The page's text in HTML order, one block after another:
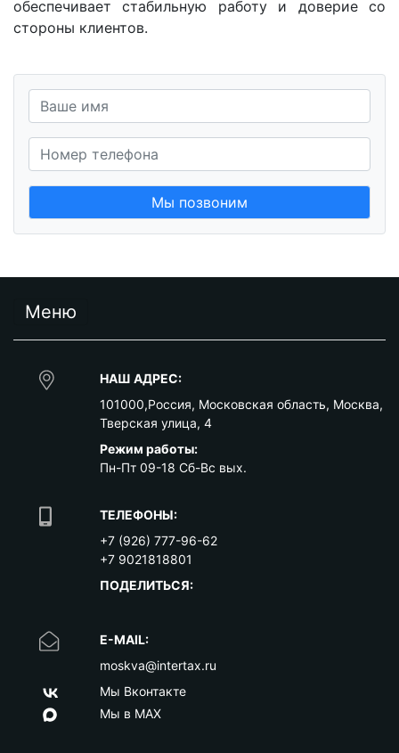
обеспечивает стабильную работу и доверие со
стороны клиентов.
Мы позвоним
Меню
НАШ АДРЕС:
101000,Россия, Московская область, Москва,
Тверская улица, 4
Режим работы:
Пн-Пт 09-18 Сб-Вс вых.
ТЕЛЕФОНЫ:
+7 (926) 777-96-62
+7 9021818801
ПОДЕЛИТЬСЯ:
E-MAIL:
moskva@intertax.ru
Мы Вконтакте
Мы в MAX